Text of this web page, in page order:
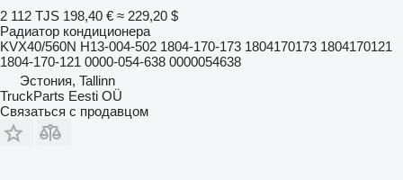
2 112 TJS 198,40 € ≈ 229,20 $
Радиатор кондиционера
KVX40/560N H13-004-502 1804-170-173 1804170173 1804170121
1804-170-121 0000-054-638 0000054638
Эстония, Tallinn
TruckParts Eesti OÜ
Связаться с продавцом